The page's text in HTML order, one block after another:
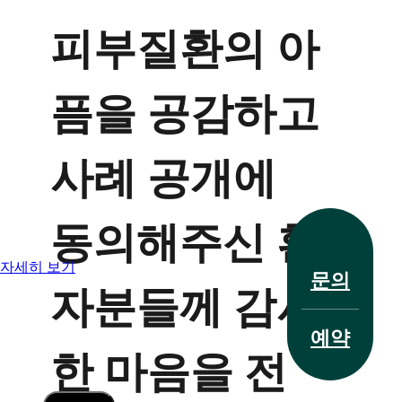
피부질환의 아
픔을 공감하고
사례 공개에
동의해주신 환
자분들께 감사
한 마음을 전
자세히 보기
문의
예약
치료 사례